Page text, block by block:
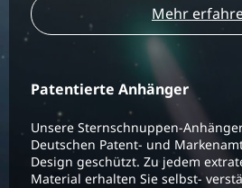
Mehr
Patentierte Anhänger
Unsere Sternschnuppen-
Deutschen Patent- und
Design geschützt. Zu jedem
Material erhalten Sie selbst-